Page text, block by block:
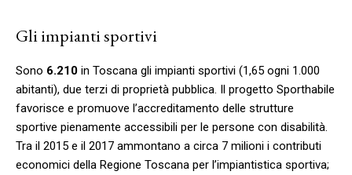
Gli impianti sportivi
Sono 6.210 in Toscana gli impianti sportivi (1,65 ogni 1.000
abitanti), due terzi di proprietà pubblica. Il progetto Sporthabile
favorisce e promuove l’accreditamento delle strutture
sportive pienamente accessibili per le persone con disabilità.
Tra il 2015 e il 2017 ammontano a circa 7 milioni i contributi
economici della Regione Toscana per l’impiantistica sportiva;